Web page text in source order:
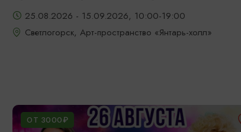
25.08.2026 - 15.09.2026, 10:00-19:00
Светлогорск, Арт-пространство «Янтарь-холл»
ОТ 3000₽